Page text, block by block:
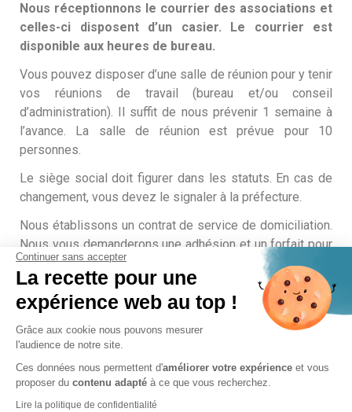
Continuer sans accepter
La recette pour une
expérience web au top !
Grâce aux cookie nous pouvons mesurer
l'audience de notre site.
Ces données nous permettent d'améliorer votre expérience et vous
proposer du contenu adapté à ce que vous recherchez.
Lire la politique de confidentialité
Nous réceptionnons le courrier des associations et
celles-ci disposent d’un casier. Le courrier est
disponible aux heures de bureau.
Vous pouvez disposer d’une salle de réunion pour y tenir
vos réunions de travail (bureau et/ou conseil
d’administration). Il suffit de nous prévenir 1 semaine à
l’avance. La salle de réunion est prévue pour 10
personnes.
Le siège social doit figurer dans les statuts. En cas de
changement, vous devez le signaler à la préfecture.
Nous établissons un contrat de service de domiciliation.
Nous vous demanderons une adhésion et un forfait pour
le service de domiciliation et l’attestation d’assurance de
responsabilité civile de votre association.
N’hésitez pas à nous contacter.
cerfa 13972-03 : Modification d’une association
Contactez-nous